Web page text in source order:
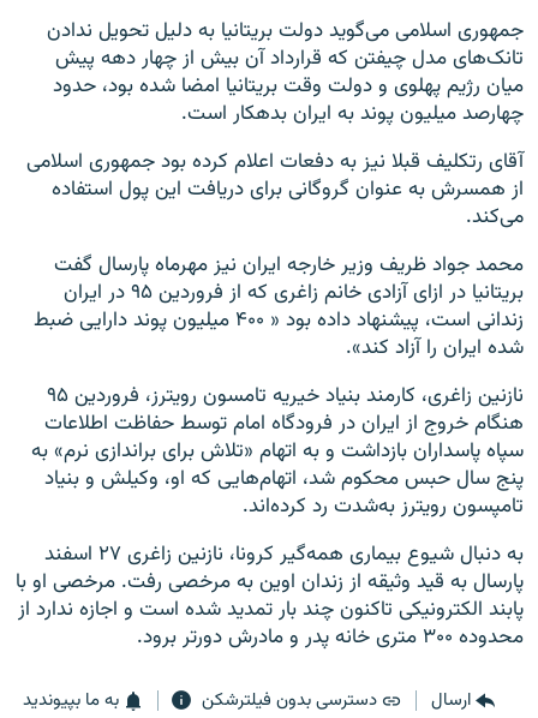
جمهوری اسلامی می‌گوید دولت بریتانیا به دلیل تحویل ندادن
تانک‌های مدل چیفتن که قرارداد آن بیش از چهار دهه پیش
میان رژیم پهلوی و دولت وقت بریتانیا امضا شده بود، حدود
چهارصد میلیون پوند به ایران بدهکار است.
آقای رتکلیف قبلا نیز به دفعات اعلام کرده بود جمهوری اسلامی
از همسرش به عنوان گروگانی برای دریافت این پول استفاده
می‌کند.
محمد جواد ظریف وزیر خارجه ایران نیز مهرماه پارسال گفت
بریتانیا در ازای آزادی خانم زاغری که از فروردین ۹۵ در ایران
زندانی است، پیشنهاد داده بود « ۴۰۰ میلیون پوند دارایی ضبط
شده ایران را آزاد کند».
نازنین زاغری، کارمند بنیاد خیریه تامسون رویترز، فروردین ۹۵
هنگام خروج از ایران در فرودگاه امام توسط حفاظت اطلاعات
سپاه پاسداران بازداشت و به اتهام «تلاش برای براندازی نرم» به
پنج سال حبس محکوم شد، اتهام‌هایی که او، وکیلش و بنیاد
تامپسون رویترز به‌شدت رد کرده‌اند.
به دنبال شیوع بیماری همه‌گیر کرونا، نازنین زاغری ۲۷ اسفند
پارسال به قید وثیقه از زندان اوین به مرخصی رفت. مرخصی او با
پابند الکترونیکی تاکنون چند بار تمدید شده است و اجازه ندارد از
محدوده ۳۰۰ متری خانه پدر و مادرش دورتر برود.
ارسال دسترسی بدون فیلترشکن به ما بپیوندید